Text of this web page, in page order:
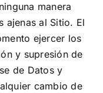
manera
ajenas al Sitio. El
ejercer los
y supresión de
de Datos y
cambio de